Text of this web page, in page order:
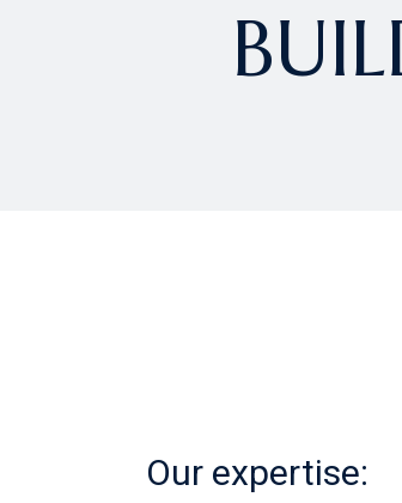
Legal
Law Firm
Our expertise: